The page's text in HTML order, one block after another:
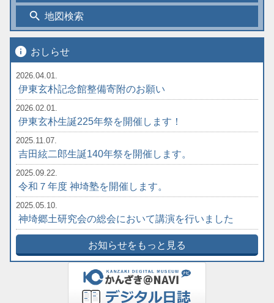
search 地図検索
info おしらせ
2026.04.01.
伊東玄朴記念館整備寄附のお願い
2026.02.01.
伊東玄朴生誕225年祭を開催します！
2025.11.07.
吉田絃二郎生誕140年祭を開催します。
2025.09.22.
令和７年度 神埼塾を開催します。
2025.05.10.
神埼郷土研究会の総会において講演を行いました
お知らせをもっと見る